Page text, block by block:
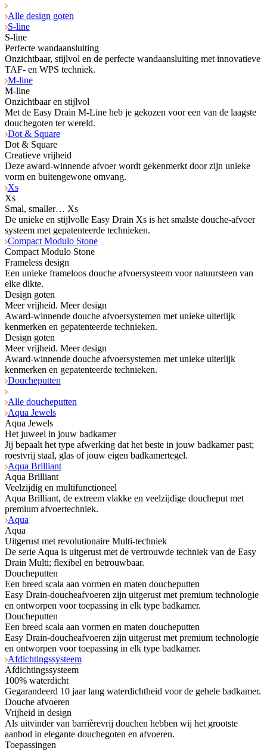
Alle design goten
S-line
S-line
Perfecte wandaansluiting
Onzichtbaar, stijlvol en de perfecte wandaansluiting met innovatieve
TAF- en WPS tech­niek.
M-line
M-line
Onzichtbaar en stijlvol
Met de Easy Drain M-Line heb je gekozen voor een van de laagste
douchegoten ter wereld.
Dot & Square
Dot & Square
Creatieve vrijheid
Deze award-winnende afvoer wordt gekenmerkt door zijn unieke
vorm en buitengewone omvang.
Xs
Xs
Smal, smaller… Xs
De unieke en stijlvolle Easy Drain Xs is het smalste douche-afvoer
systeem met gepatenteerde technieken.
Compact Modulo Stone
Compact Modulo Stone
Frameless design
Een unieke frameloos douche afvoersysteem voor natuursteen van
elke dikte.
Design goten
Meer vrijheid. Meer design
Award-winnende douche afvoersystemen met unieke uiterlijk
kenmerken en gepatenteerde technieken.
Design goten
Meer vrijheid. Meer design
Award-winnende douche afvoersystemen met unieke uiterlijk
kenmerken en gepatenteerde technieken.
Doucheputten
Alle doucheputten
Aqua Jewels
Aqua Jewels
Het juweel in jouw badkamer
Jij bepaalt het type afwerking dat het beste in jouw badkamer past;
roestvrij staal, glas of jouw eigen badkamertegel.
Aqua Brilliant
Aqua Brilliant
Veelzijdig en multifunctioneel
Aqua Brilliant, de extreem vlakke en veelzijdige doucheput met
premium afvoertechniek.
Aqua
Aqua
Uitgerust met revolutionaire Multi-techniek
De serie Aqua is uitgerust met de vertrouwde techniek van de Easy
Drain Multi; flexibel en betrouwbaar.
Doucheputten
Een breed scala aan vormen en maten doucheputten
Easy Drain-doucheafvoeren zijn uitgerust met premium technologie
en ontworpen voor toepassing in elk type badkamer.
Doucheputten
Een breed scala aan vormen en maten doucheputten
Easy Drain-doucheafvoeren zijn uitgerust met premium technologie
en ontworpen voor toepassing in elk type badkamer.
Afdichtingssysteem
Afdichtingssysteem
100% waterdicht
Gegarandeerd 10 jaar lang waterdichtheid voor de gehele badkamer.
Douche afvoeren
Vrijheid in design
Als uitvinder van barrièrevrij douchen hebben wij het grootste
aanbod in elegante douchegoten en afvoeren.
Toepassingen